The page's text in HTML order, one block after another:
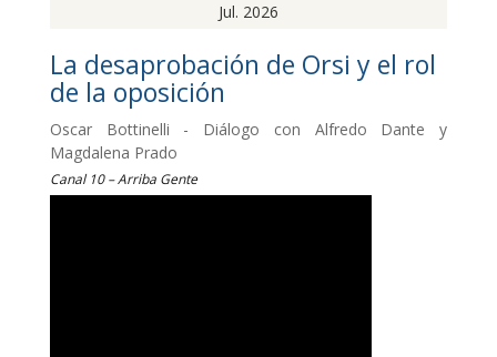
Jul. 2026
La desaprobación de Orsi y el rol
de la oposición
Oscar Bottinelli - Diálogo con Alfredo Dante y
Magdalena Prado
Canal 10 – Arriba Gente